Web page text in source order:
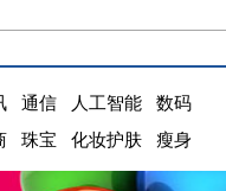
通信 人工智能
数码
珠宝 化妆护肤 瘦身